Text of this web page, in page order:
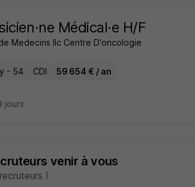
Médical·e H/F
Medecins Ilc Centre D'oncologie
- 54 CDI 59 654 € / an
jours
venir à vous
!